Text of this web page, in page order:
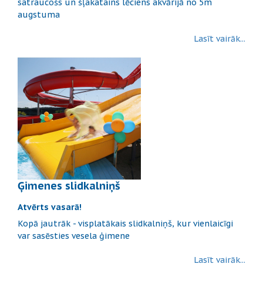
satraucošs un šļakatains lēciens akvārijā no 5m
augstuma
Lasīt vairāk...
Ģimenes slidkalniņš
Atvērts vasarā!
Kopā jautrāk - visplatākais slidkalniņš, kur vienlaicīgi
var sasēsties vesela ģimene
Lasīt vairāk...